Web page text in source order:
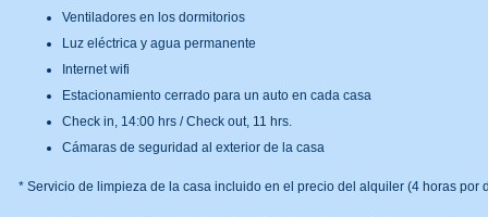
Ventiladores en los dormitorios
Luz eléctrica y agua permanente
Internet wifi
Estacionamiento cerrado para un auto en cada casa
Check in, 14:00 hrs / Check out, 11 hrs.
Cámaras de seguridad al exterior de la casa
* Servicio de limpieza de la casa incluido en el precio del alquiler (4 horas por